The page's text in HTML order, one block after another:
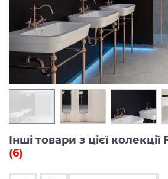
Інші товари з цієї колекції
(6)